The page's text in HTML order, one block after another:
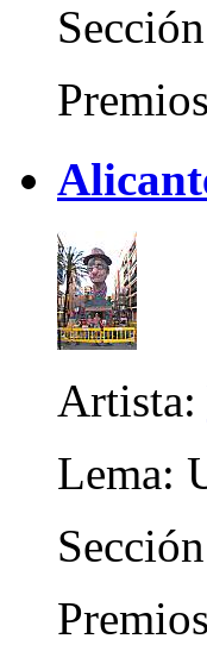
Artista:
Lema: